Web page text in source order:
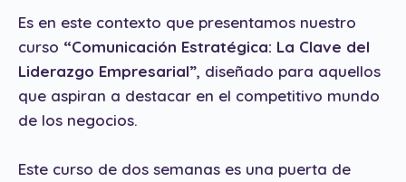
Es en este contexto que presentamos nuestro
curso “Comunicación Estratégica: La Clave del
Liderazgo Empresarial”, diseñado para aquellos
que aspiran a destacar en el competitivo mundo
de los negocios.
Este curso de dos semanas es una puerta de